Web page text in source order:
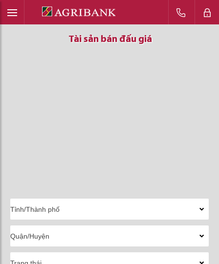
Tài sản bán đấu giá
Tài sản bán đấu giá
Tài sản bán đấu giá